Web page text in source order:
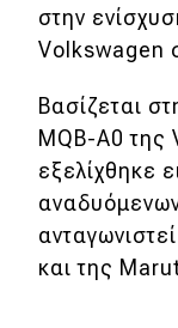
στην
Volkswagen
Βασίζεται
MQB-A0 της
εξελίχθηκε
και της